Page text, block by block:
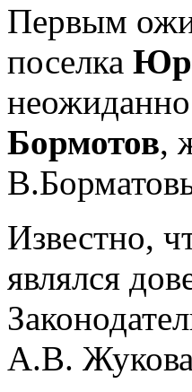
Первым
поселка
Бормотов,
Известно,
являлся
А.В.